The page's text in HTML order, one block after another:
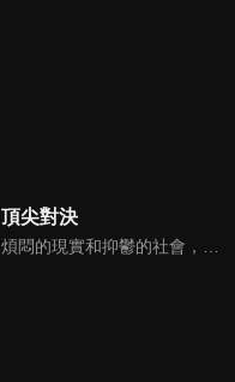
頂尖對決
煩悶的現實和抑鬱的社會，你需要的就是笑、大聲笑、開口笑，《頂尖對決》就要你笑到落ㄟ骸，最具綜藝實力的庹宗康，和喜感十足的納豆各自領軍對抗，藝人搞笑pk笑果十足，《頂尖對決》讓你忘掉一週煩惱！